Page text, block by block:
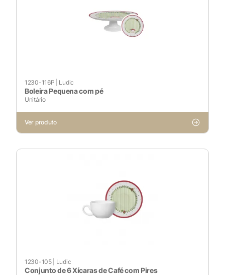
Voltar ao site
1230-116P Ludic
Boleira Pequena com pé
Unitário
Ver produto
1230-105| Ludic
Conjunto de 6 Xícaras de Café com Pires
Cookies Necessários
Cookies Não Necessários
Ativado